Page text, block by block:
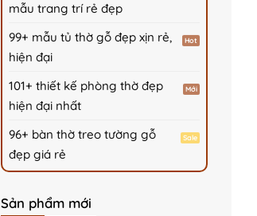
mẫu trang trí rẻ đẹp
99+ mẫu tủ thờ gỗ đẹp xịn rẻ,
hiện đại
101+ thiết kế phòng thờ đẹp
hiện đại nhất
96+ bàn thờ treo tường gỗ
đẹp giá rẻ
Sản phẩm mới